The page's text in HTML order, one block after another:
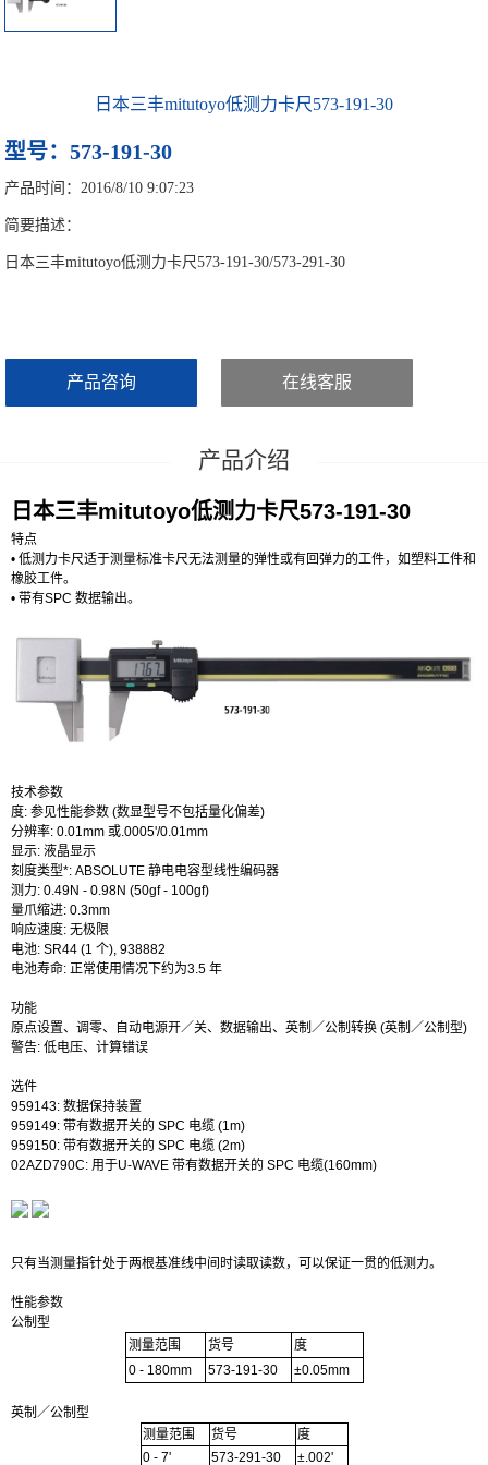
日本三丰mitutoyo低测力卡尺573-191-30
型号：573-191-30
产品时间：2016/8/10 9:07:23
简要描述：
日本三丰mitutoyo低测力卡尺573-191-30/573-291-30
产品咨询 在线客服
日本三丰mitutoyo低测力卡尺573-191-30
特点
• 低测力卡尺适于测量标准卡尺无法测量的弹性或有回弹力的工件，如塑料工件和
橡胶工件。
• 带有SPC 数据输出。
技术参数
度: 参见性能参数 (数显型号不包括量化偏差)
分辨率: 0.01mm 或.0005'/0.01mm
显示: 液晶显示
刻度类型*: ABSOLUTE 静电电容型线性编码器
测力: 0.49N - 0.98N (50gf - 100gf)
量爪缩进: 0.3mm
响应速度: 无极限
电池: SR44 (1 个), 938882
电池寿命: 正常使用情况下约为3.5 年
功能
原点设置、调零、自动电源开／关、数据输出、英制／公制转换 (英制／公制型)
警告: 低电压、计算错误
选件
959143: 数据保持装置
959149: 带有数据开关的 SPC 电缆 (1m)
959150: 带有数据开关的 SPC 电缆 (2m)
02AZD790C: 用于U-WAVE 带有数据开关的 SPC 电缆(160mm)
只有当测量指针处于两根基准线中间时读取读数，可以保证一贯的低测力。
性能参数
公制型
测量范围
货号
度
0 - 180mm
573-191-30 ±0.05mm
英制／公制型
测量范围
货号
度
0 - 7'
573-291-30 ±.002'